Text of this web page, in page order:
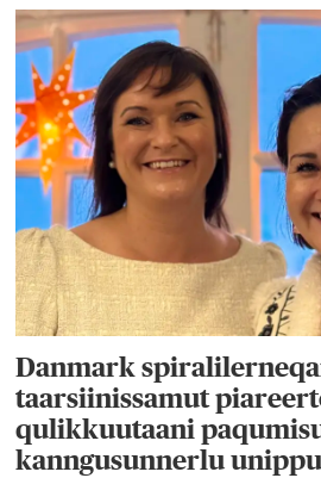
Danmark
taarsiinissamut
qulikkuutaani
kanngusunnerlu